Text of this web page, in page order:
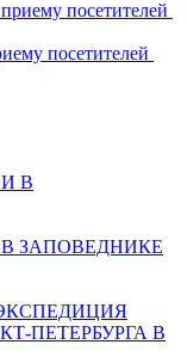
посетителей
ЗАПОВЕДНИКЕ